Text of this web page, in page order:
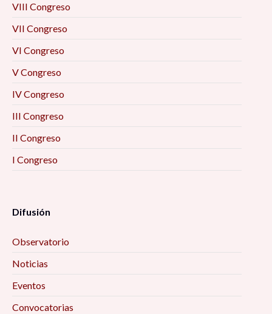
VIII Congreso
VII Congreso
VI Congreso
V Congreso
IV Congreso
III Congreso
II Congreso
I Congreso
Difusión
Observatorio
Noticias
Eventos
Convocatorias